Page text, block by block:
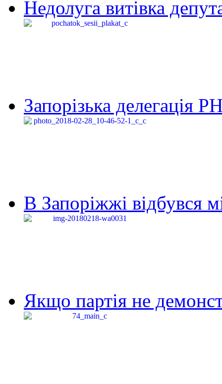
Недолуга витівка
Запорізька делегація
В Запоріжжі відбувся
Якщо партія не